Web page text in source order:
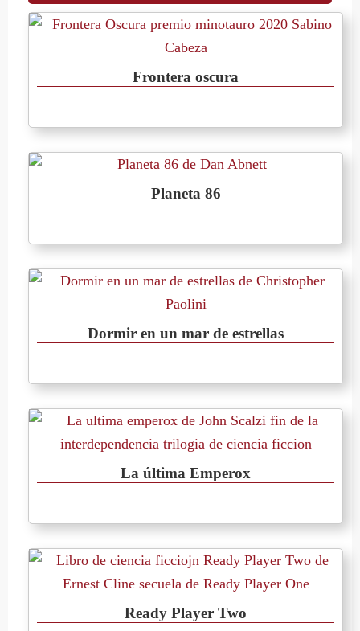
Frontera oscura
Planeta 86
Dormir en un mar de estrellas
La última Emperox
Ready Player Two